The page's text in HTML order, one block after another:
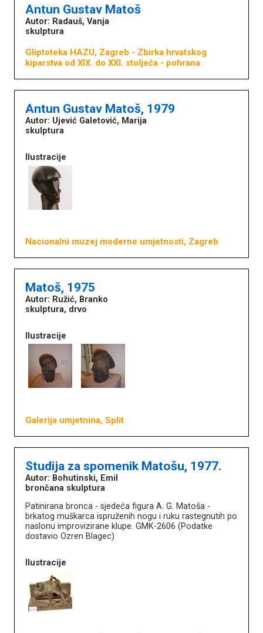
Antun Gustav Matoš
Autor: Radauš, Vanja
skulptura
Gliptoteka HAZU, Zagreb - Zbirka hrvatskog
kiparstva od XIX. do XXI. stoljeća - pohrana
Antun Gustav Matoš, 1979
Autor: Ujević Galetović, Marija
skulptura
Ilustracije
Nacionalni muzej moderne umjetnosti, Zagreb
Matoš, 1975
Autor: Ružić, Branko
skulptura, drvo
Ilustracije
Galerija umjetnina, Split
Studija za spomenik Matošu, 1977.
Autor: Bohutinski, Emil
brončana skulptura
Patinirana bronca - sjedeća figura A. G. Matoša -
brkatog muškarca ispruženih nogu i ruku rastegnutih po
naslonu improvizirane klupe. GMK-2606 (Podatke
dostavio Ozren Blagec)
Ilustracije